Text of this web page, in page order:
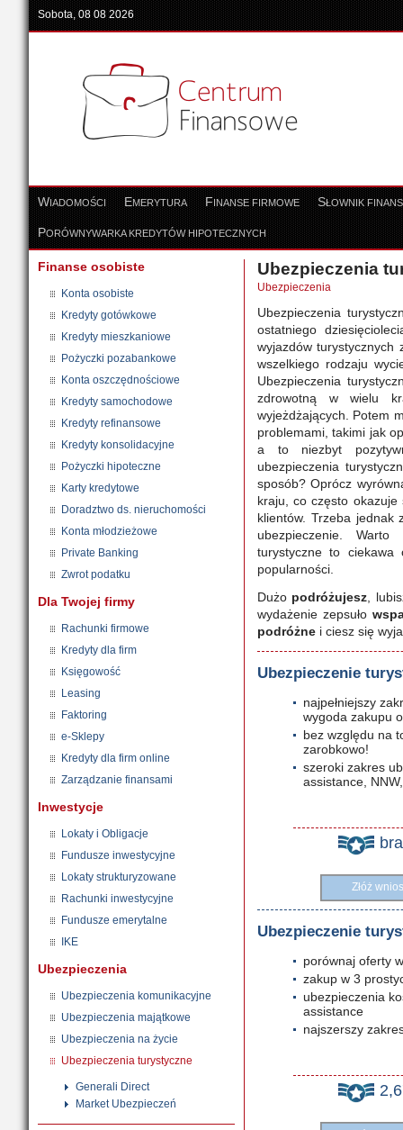
Sobota, 08 08 2026
WIADOMOŚCI EMERYTURA FINANSE FIRMOWE SŁOWNIK
PORÓWNYWARKA KREDYTÓW HIPOTECZNYCH
Finanse osobiste
Konta osobiste
Kredyty gotówkowe
Kredyty mieszkaniowe
Pożyczki pozabankowe
Konta oszczędnościowe
Kredyty samochodowe
Kredyty refinansowe
Kredyty konsolidacyjne
Pożyczki hipoteczne
Karty kredytowe
Doradztwo ds. nieruchomości
Konta młodzieżowe
Private Banking
Zwrot podatku
Dla Twojej firmy
Rachunki firmowe
Kredyty dla firm
Księgowość
Leasing
Faktoring
e-Sklepy
Kredyty dla firm online
Zarządzanie finansami
Inwestycje
Lokaty i Obligacje
Fundusze inwestycyjne
Lokaty strukturyzowane
Rachunki inwestycyjne
Fundusze emerytalne
IKE
Ubezpieczenia
Ubezpieczenia komunikacyjne
Ubezpieczenia majątkowe
Ubezpieczenia na życie
Ubezpieczenia turystyczne
Generali Direct
Market Ubezpieczeń
Ubezpieczenia
Ubezpieczenia
Ubezpieczenia
ostatniego
wyjazdów turystycznych
wszelkiego rodzaju
Ubezpieczenia
zdrowotną w wielu
wyjeżdżających. Potem
problemami, takimi jak
a to niezbyt
ubezpieczenia
sposób? Oprócz
kraju, co często
klientów. Trzeba jednak
ubezpieczenie.
turystyczne to
popularności.
Dużo podróżujesz ,
wydażenie zepsuło
podróżne i ciesz się
Ubezpieczenie
najpełniejszy
wygoda zakupu
bez względu na
zarobkowo!
szeroki zakres
assistance,
Złóż
Ubezpieczenie
porównaj oferty
zakup w 3
ubezpieczenia
assistance
najszerszy